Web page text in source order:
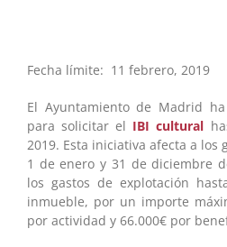
Fecha límite: 11 febrero, 2019
El Ayuntamiento de Madrid
para solicitar el IBIcultural
2019. Esta iniciativa afecta a los
1 de enero y 31 de diciembre
los gastos de explotación
inmueble, por un importe
por actividad y 66.000€ por